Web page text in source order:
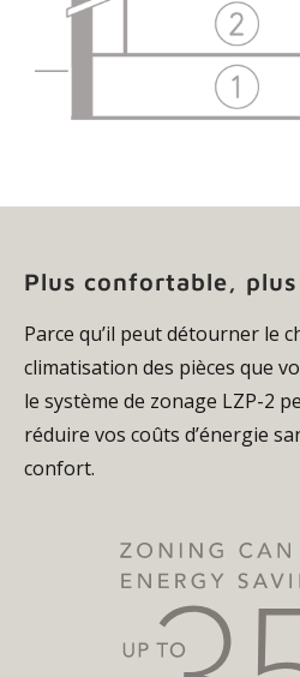
Plus confortable,
Parce qu’il peut détourner le
climatisation des pièces que
le système de zonage LZP-2
réduire vos coûts d’énergie
confort.